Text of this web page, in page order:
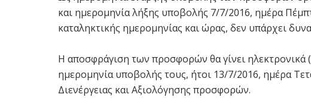
και ημερομηνία λήξης υποβολής 7/7/2016, ημέρα
καταληκτικής ημερομηνίας και ώρας, δεν υπάρχει
Η αποσφράγιση των προσφορών θα γίνει ηλεκτρονικά
ημερομηνία υποβολής τους, ήτοι 13/7/2016, ημέρα
Διενέργειας και Αξιολόγησης προσφορών.